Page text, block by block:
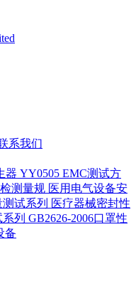
系我们
器 YY0505 EMC测试方
测量规 医用电气设备安
试系列 医疗器械密封性
列 GB2626-2006口罩性
备